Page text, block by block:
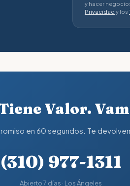
y hacer
Privacidad y los
Valor.
en 60 segundos. Te
(310) 977-1311
Abierto 7 días · Los Ángeles